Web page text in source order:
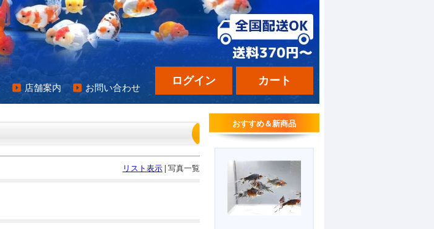
店舗案内 お問い合わせ
ログイン カート
リスト表示 写真一覧
おすすめ＆新商品